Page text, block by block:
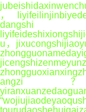
，
u，
angzi？